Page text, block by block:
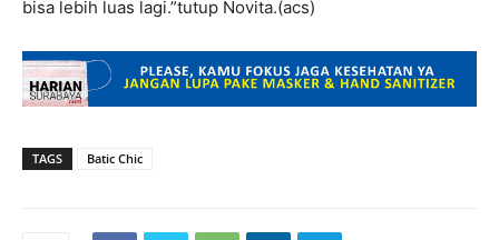
bisa lebih luas lagi.”tutup Novita.(acs)
TAGS Batic Chic